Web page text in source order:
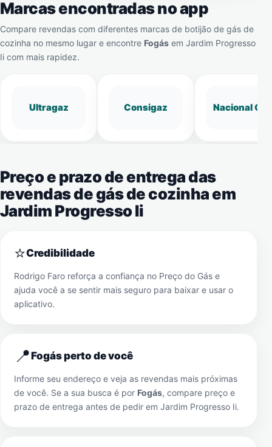
Marcas encontradas no app
Compare revendas com diferentes marcas de botijão de gás de
cozinha no mesmo lugar e encontre Fogás em Jardim Progresso
Ii com mais rapidez.
Ultragaz Consigaz Nacional Gás
Preço e prazo de entrega das
revendas de gás de cozinha em
Jardim Progresso Ii
⭐Credibilidade
Rodrigo Faro reforça a confiança no Preço do Gás e
ajuda você a se sentir mais seguro para baixar e usar o
aplicativo.
📍Fogás perto de você
Informe seu endereço e veja as revendas mais próximas
de você. Se a sua busca é por Fogás, compare preço e
prazo de entrega antes de pedir em Jardim Progresso Ii.